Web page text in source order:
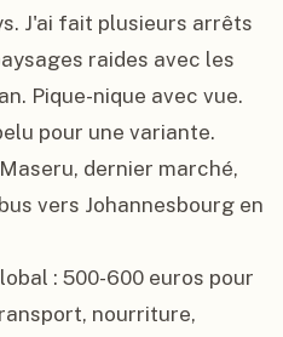
J'ai fait plusieurs arrêts
raides avec les
Pique-nique avec vue.
pour une variante.
dernier marché,
vers Johannesbourg en
: 500-600 euros pour
nourriture,